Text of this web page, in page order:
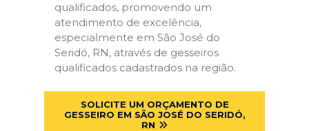
qualificados, promovendo um
atendimento de excelência,
especialmente em São José do
Seridó, RN, através de gesseiros
qualificados cadastrados na região.
SOLICITE UM ORÇAMENTO DE
GESSEIRO EM SÃO JOSÉ DO SERIDÓ,
RN